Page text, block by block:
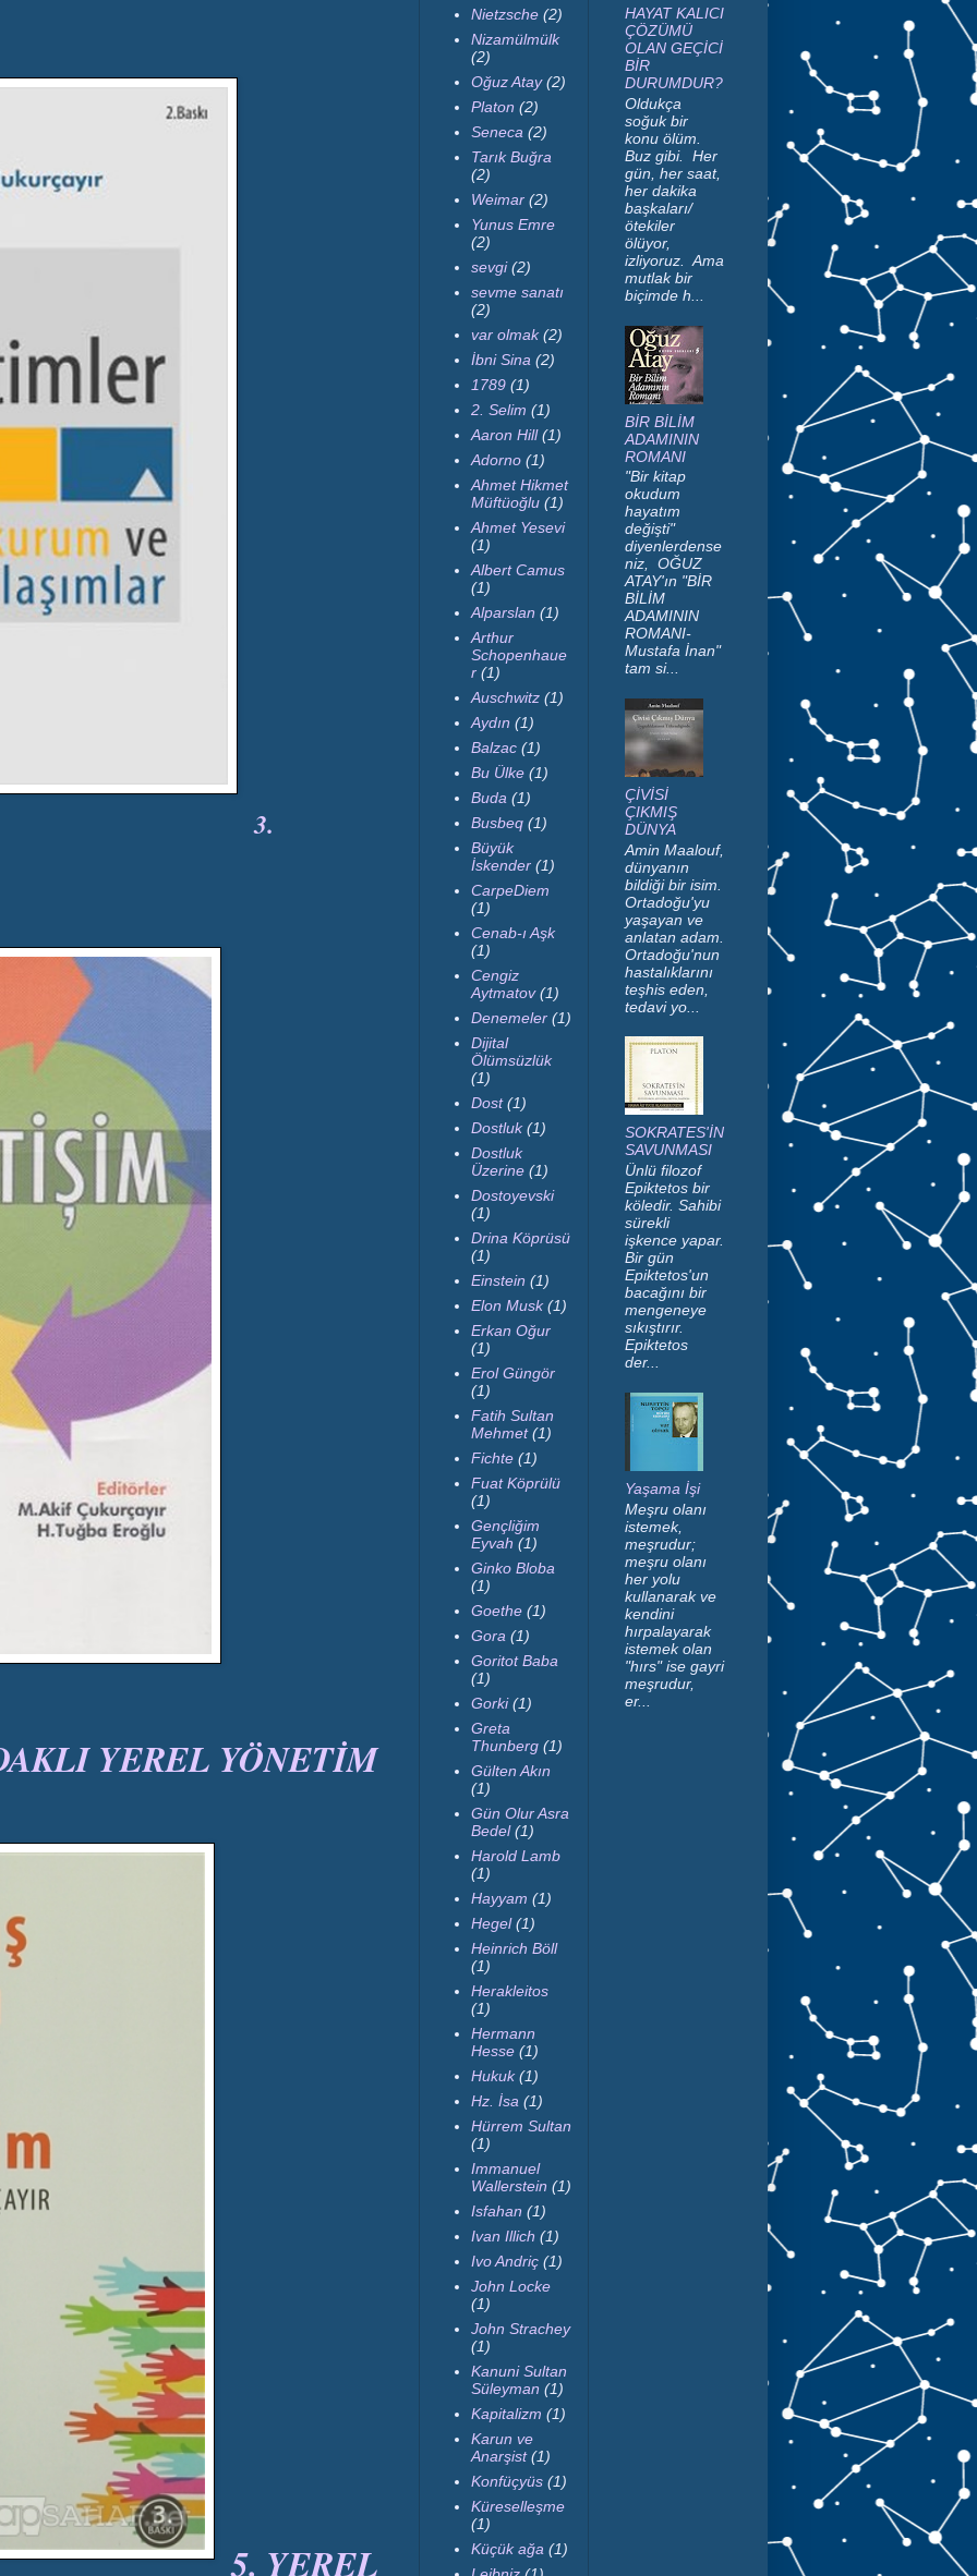
3.
YEREL YÖNETİM
5. YEREL
Nietzsche (2)
Nizamülmülk
(2)
Oğuz Atay (2)
Platon (2)
Seneca (2)
Tarık Buğra
(2)
Weimar (2)
Yunus Emre
(2)
sevgi (2)
sevme sanatı
(2)
var olmak (2)
İbni Sina (2)
1789 (1)
2. Selim (1)
Aaron Hill (1)
Adorno (1)
Ahmet Hikmet
Müftüoğlu (1)
Ahmet Yesevi
(1)
Albert Camus
(1)
Alparslan (1)
Arthur
Schopenhaue
r (1)
Auschwitz (1)
Aydın (1)
Balzac (1)
Bu Ülke (1)
Buda (1)
Busbeq (1)
Büyük
İskender (1)
CarpeDiem
(1)
Cenab-ı Aşk
(1)
Cengiz
Aytmatov (1)
Denemeler (1)
Dijital
Ölümsüzlük
(1)
Dost (1)
Dostluk (1)
Dostluk
Üzerine (1)
Dostoyevski
(1)
Drina Köprüsü
(1)
Einstein (1)
Elon Musk (1)
Erkan Oğur
(1)
Erol Güngör
(1)
Fatih Sultan
Mehmet (1)
Fichte (1)
Fuat Köprülü
(1)
Gençliğim
Eyvah (1)
Ginko Bloba
(1)
Goethe (1)
Gora (1)
Goritot Baba
(1)
Gorki (1)
Greta
Thunberg (1)
Gülten Akın
(1)
Gün Olur Asra
Bedel (1)
Harold Lamb
(1)
Hayyam (1)
Hegel (1)
Heinrich Böll
(1)
Herakleitos
(1)
Hermann
Hesse (1)
Hukuk (1)
Hz. İsa (1)
Hürrem Sultan
(1)
Immanuel
Wallerstein (1)
Isfahan (1)
Ivan Illich (1)
Ivo Andriç (1)
John Locke
(1)
John Strachey
(1)
Kanuni Sultan
Süleyman (1)
Kapitalizm (1)
Karun ve
Anarşist (1)
Konfüçyüs (1)
Küreselleşme
(1)
Küçük ağa (1)
HAYAT KALICI
ÇÖZÜMÜ
OLAN GEÇİCİ
BİR
DURUMDUR?
Oldukça
soğuk bir
konu ölüm.
Buz gibi. Her
gün, her saat,
her dakika
başkaları/
ötekiler
ölüyor,
izliyoruz. Ama
mutlak bir
biçimde h...
BİR BİLİM
ADAMININ
ROMANI
"Bir kitap
okudum
hayatım
değişti"
diyenlerdense
niz, OĞUZ
ATAY'ın "BİR
BİLİM
ADAMININ
ROMANI-
Mustafa İnan"
tam si...
ÇİVİSİ
ÇIKMIŞ
DÜNYA
Amin Maalouf,
dünyanın
bildiği bir isim.
Ortadoğu'yu
yaşayan ve
anlatan adam.
Ortadoğu'nun
hastalıklarını
teşhis eden,
tedavi yo...
SOKRATES'İN
SAVUNMASI
Ünlü filozof
Epiktetos bir
köledir. Sahibi
sürekli
işkence yapar.
Bir gün
Epiktetos'un
bacağını bir
mengeneye
sıkıştırır.
Epiktetos
der...
Yaşama İşi
Meşru olanı
istemek,
meşrudur;
meşru olanı
her yolu
kullanarak ve
kendini
hırpalayarak
istemek olan
"hırs" ise gayri
meşrudur,
er...